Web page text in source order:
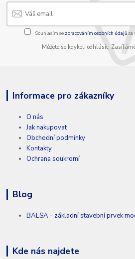
Souhlasím se zpracováním osobních údajůza
Můžete se kdykoli odhlásit.
Informace pro zákazníky
O nás
Jak nakupovat
Obchodní podmínky
Kontakty
Ochrana soukromí
Blog
BALSA - základní stavební prvek
Kde nás najdete